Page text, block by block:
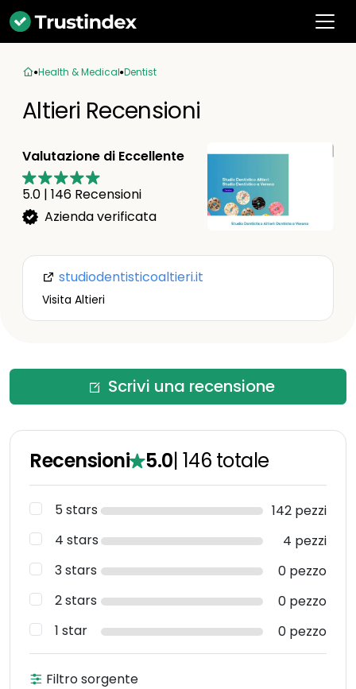
Health & Medical Dentist
Altieri Recensioni
Valutazione di Eccellente
5.0 | 146 Recensioni
Azienda verificata
studiodentisticoaltieri.it
Visita Altieri
Scrivi una recensione
Recensioni 5.0| 146 totale
5 stars
142 pezzi
4 stars
4 pezzi
3 stars
0 pezzo
2 stars
0 pezzo
1 star
0 pezzo
Filtro sorgente